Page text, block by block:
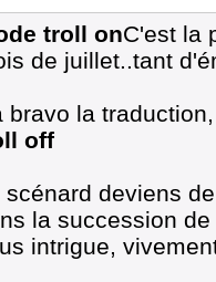
troll onC'est la
de juillet..tant
bravo la
off
scénard deviens
la succession
intrigue,